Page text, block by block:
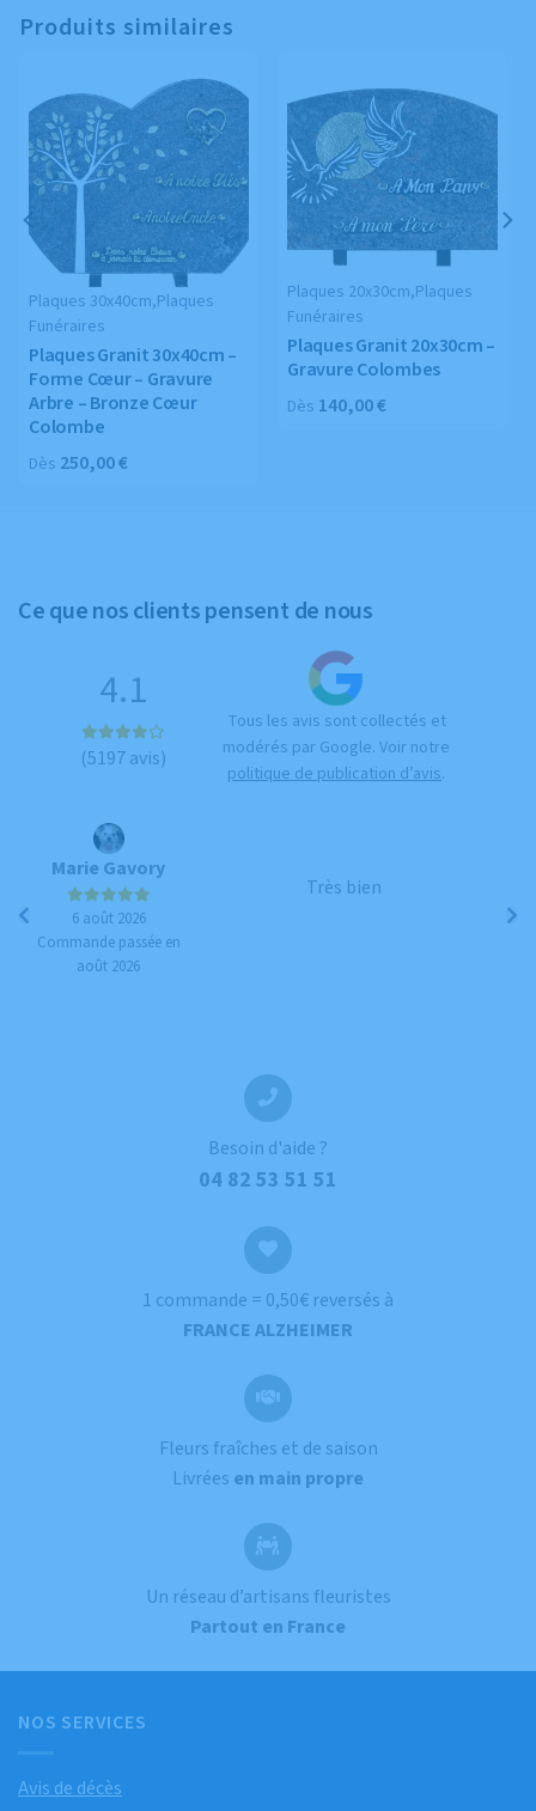
Produits similaires
Plaques 30x40cm,Plaques
Funéraires
Plaques Granit 30x40cm –
Forme Cœur – Gravure
Arbre – Bronze Cœur
Colombe
Dès 250,00€
Plaques 20x30cm,Plaques
Funéraires
Plaques Granit 20x30cm –
Gravure Colombes
Dès 140,00€
Ce que nos clients pensent de nous
4.1
(5197 avis)
Tous les avis sont collectés et
modérés par Google. Voir notre
politique de publication d’avis.
Marie Gavory
6 août 2026
Commande passée en
août 2026
Très bien
Besoin d'aide ?
04 82 53 51 51
1 commande = 0,50€ reversés à
FRANCE ALZHEIMER
Fleurs fraîches et de saison
Livrées en main propre
Un réseau d’artisans fleuristes
Partout en France
NOS SERVICES
Avis de décès